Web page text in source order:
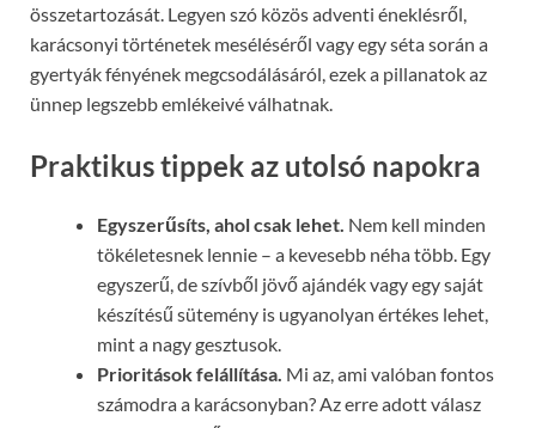
összetartozását. Legyen szó közös adventi éneklésről,
karácsonyi történetek meséléséről vagy egy séta során a
gyertyák fényének megcsodálásáról, ezek a pillanatok az
ünnep legszebb emlékeivé válhatnak.
Praktikus tippek az utolsó napokra
Egyszerűsíts, ahol csak lehet. Nem kell minden
tökéletesnek lennie – a kevesebb néha több. Egy
egyszerű, de szívből jövő ajándék vagy egy saját
készítésű sütemény is ugyanolyan értékes lehet,
mint a nagy gesztusok.
Prioritások felállítása. Mi az, ami valóban fontos
számodra a karácsonyban? Az erre adott válasz